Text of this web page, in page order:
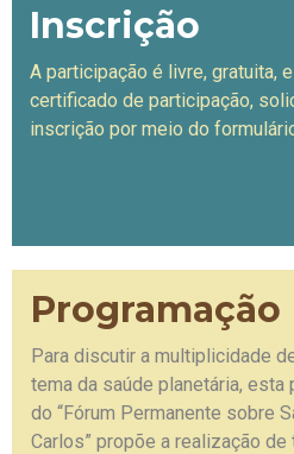
Inscrição
A participação é livre, gratuita,
certificado de participação,
inscrição por meio do
Programação
Para discutir a multiplicidade
tema da saúde planetária,
do “Fórum Permanente sobre
Carlos” propõe a realização